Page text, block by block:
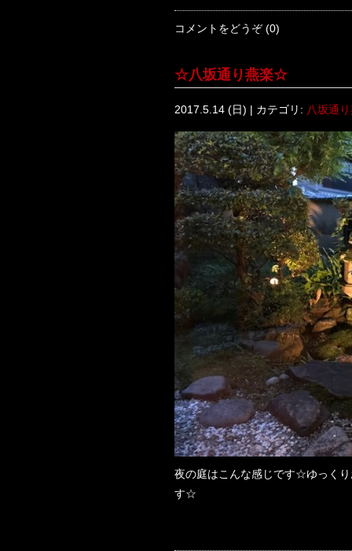
コメントをどうぞ (0)
☆八坂通り燕楽☆
2017.5.14 (日) | カテゴリ: 八坂通
夜の庭はこんな感じです☆ゆっく
す☆